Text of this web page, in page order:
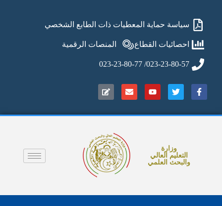
سياسة حماية المعطيات ذات الطابع الشخصي
احصائيات القطاع المنصات الرقمية
023-23-80-57/ 023-23-80-77
وزارة
التعليم العالي
والبحث العلمي